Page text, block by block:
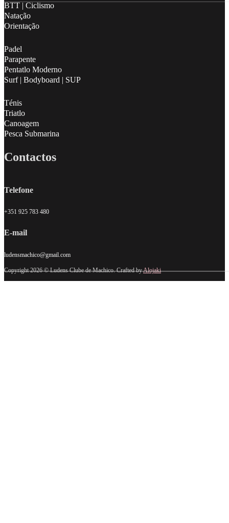
BTT | Ciclismo
Natação
Orientação
Padel
Parapente
Pentatlo Moderno
Surf | Bodyboard | SUP
Ténis
Triatlo
Canoagem
Pesca Submarina
Contactos
Telefone
+351 925 783 480
E-mail
ludensmachico@gmail.com
Copyright 2026 © Ludens Clube de Machico. Crafted byAlojaki